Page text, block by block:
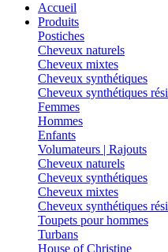
Accueil
Produits
Postiches
Cheveux naturels
Cheveux mixtes
Cheveux synthétiques
Cheveux synthétiques
Femmes
Hommes
Enfants
Volumateurs | Rajouts
Cheveux naturels
Cheveux synthétiques
Cheveux mixtes
Cheveux synthétiques
Toupets pour hommes
Turbans
House of Christine